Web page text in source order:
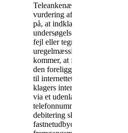
Teleankenævnet har ved sin
vurdering af sagen lagt vægt
på, at indklagedes
undersøgelser ikke har afsløret
fejl eller tegn på
uregelmæssigheder. Hertil
kommer, at fremgangsmåden i
den foreliggende sag – opkald
til internettet sker ikke gennem
klagers internetudbyder, men
via et udenlandsk
telefonnummer, hvorfor
debitering sker hos klagers
fastnetudbyder – svarer til